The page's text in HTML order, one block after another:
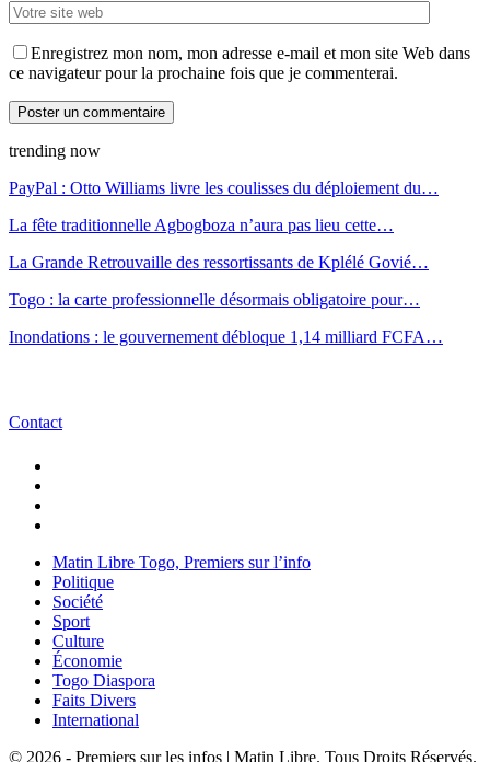
Enregistrez mon nom, mon adresse e-mail et mon site Web dans
ce navigateur pour la prochaine fois que je commenterai.
trending now
PayPal : Otto Williams livre les coulisses du déploiement du…
La fête traditionnelle Agbogboza n’aura pas lieu cette…
La Grande Retrouvaille des ressortissants de Kplélé Govié…
Togo : la carte professionnelle désormais obligatoire pour…
Inondations : le gouvernement débloque 1,14 milliard FCFA…
Contact
Matin Libre Togo, Premiers sur l’info
Politique
Société
Sport
Culture
Économie
Togo Diaspora
Faits Divers
International
© 2026 - Premiers sur les infos | Matin Libre. Tous Droits Réservés.